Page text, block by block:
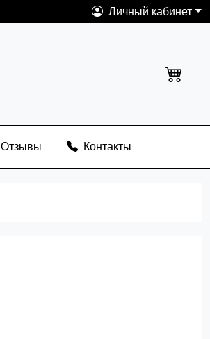
Личный кабинет
Отзывы Контакты